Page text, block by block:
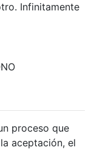
Infinitamente
proceso que
aceptación, el